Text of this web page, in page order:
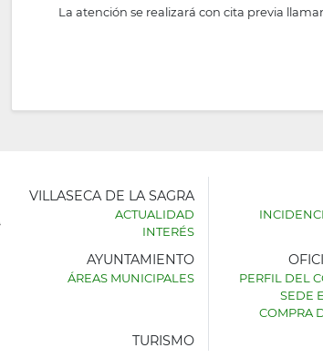
La atención se realizará con cita previa
AYUNTAMIENTO
VILLASECA DE LA SAGRA
ACTUALIDAD
INTERÉS
AYUNTAMIENTO
ÁREAS MUNICIPALES
PERFIL DEL
SEDE
COMPRA
TURISMO